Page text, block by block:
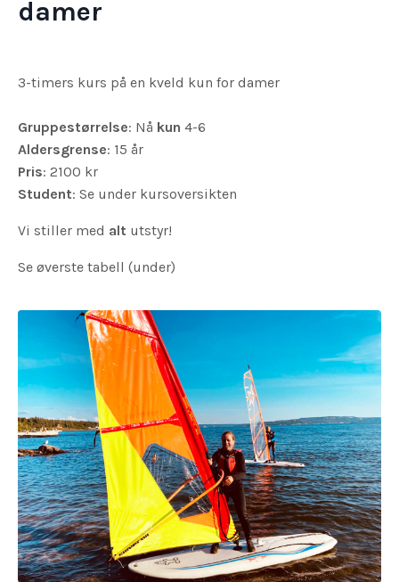
damer
3-timers kurs på en kveld kun for damer
Gruppestørrelse: Nå kun 4-6
Aldersgrense: 15 år
Pris: 2100 kr
Student: Se under kursoversikten
Vi stiller med alt utstyr!
Se øverste tabell (under)